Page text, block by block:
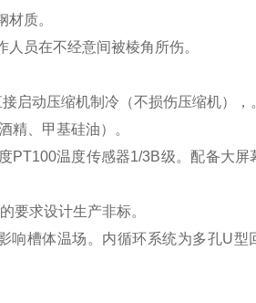
质。
员在不经意间被棱角所伤。
启动压缩机制冷（不损伤压缩机），
精、甲基硅油）。
温度传感器1/3B级。配备大屏
要求设计生产非标。
响槽体温场。内循环系统为多孔U型